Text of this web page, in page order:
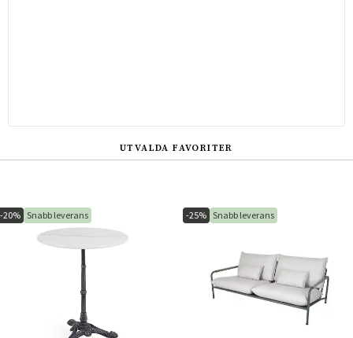
UTVALDA FAVORITER
-20% Snabb leverans -25% Snabb leverans